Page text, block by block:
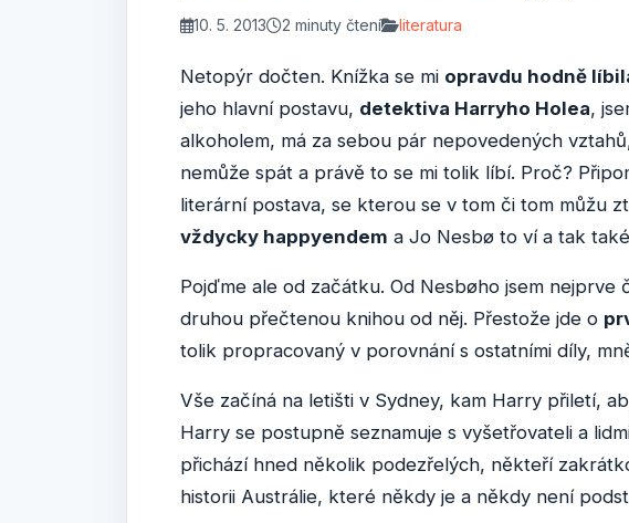
10. 5. 2013 2 minuty čtení literatura
Netopýr dočten. Knížka se mi opravdu hodně
jeho hlavní postavu, detektiva Harryho Holea,
alkoholem, má za sebou pár nepovedených
nemůže spát a právě to se mi tolik líbí. Proč?
literární postava, se kterou se v tom či tom můžu
vždycky happyendem a Jo Nesbø to ví a tak
Pojďme ale od začátku. Od Nesbøho jsem nejprve
druhou přečtenou knihou od něj. Přestože jde o
tolik propracovaný v porovnání s ostatními díly,
Vše začíná na letišti v Sydney, kam Harry přiletí,
Harry se postupně seznamuje s vyšetřovateli a
přichází hned několik podezřelých, někteří
historii Austrálie, které někdy je a někdy není